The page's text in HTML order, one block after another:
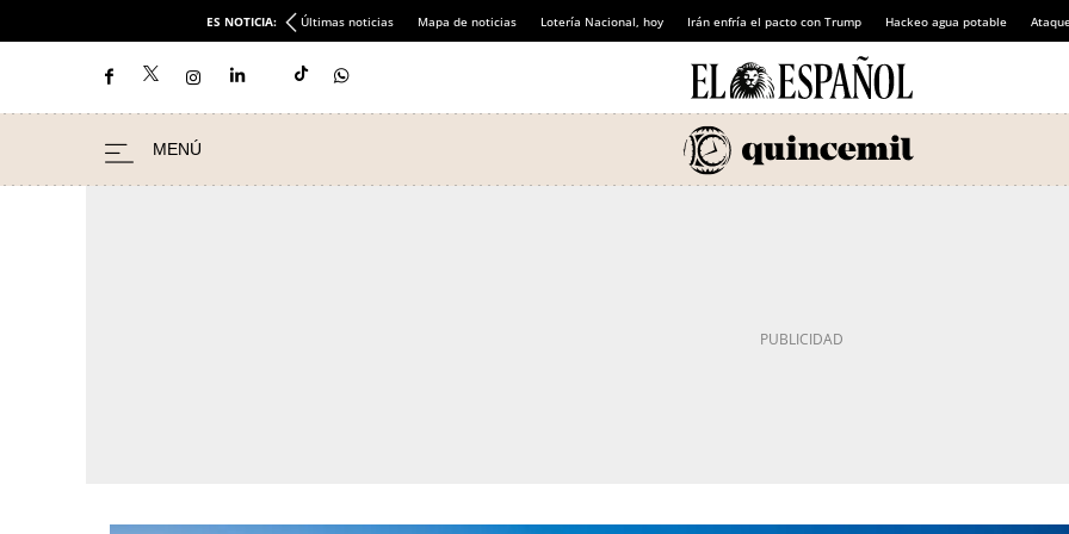
ES NOTICIA: Últimas noticias Mapa de noticias Lotería Nacional, hoy Irán enfría el pacto con Trump Hackeo agua potable